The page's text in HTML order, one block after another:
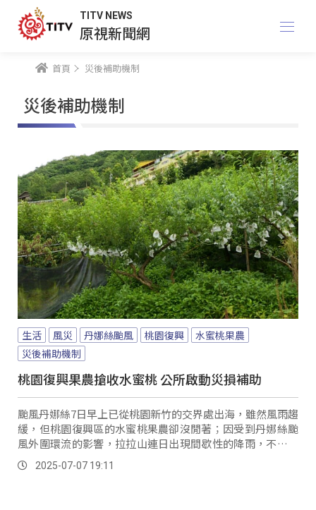
TITV NEWS
原視新聞網
首頁 災後補助機制
災後補助機制
生活 風災 丹娜絲颱風 桃園復興
水蜜桃果農
災後補助機制
桃園復興果農搶收水蜜桃 公所啟動災損補助
颱風丹娜絲7日早上已從桃園新竹的交界處出海，雖然風雨趨
緩，但桃園復興區的水蜜桃果農卻沒閒著；因受到丹娜絲颱
風外圍環流的影響，拉拉山連日出現間歇性的降雨，不僅影
響果實成熟、也可能造成果實掉落的情形，不少水蜜桃果農
趁著風雨稍緩的時間就趕緊上山進行搶收。
2025-07-07 19:11